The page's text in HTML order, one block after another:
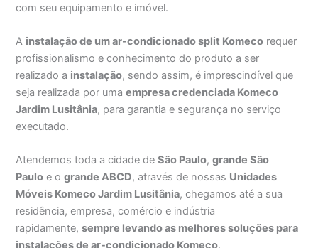
com seu equipamento e imóvel.
A instalação de um ar-condicionado split Komeco requer
profissionalismo e conhecimento do produto a ser
realizado a instalação, sendo assim, é imprescindível que
seja realizada por umaempresa credenciada Komeco
Jardim Lusitânia, para garantia e segurança no serviço
executado.
Atendemos toda a cidade deSão Paulo,grande São
Paulo e ogrande ABCD, através de nossas Unidades
Móveis Komeco Jardim Lusitânia, chegamos até a sua
residência, empresa, comércio e indústria
rapidamente,sempre levando as melhores soluções para
instalações de ar-condicionado Komeco.